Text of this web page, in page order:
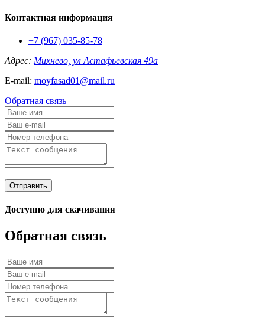
Контактная информация
+7 (967) 035-85-78
Адрес: Михнево, ул Астафьевская 49а
E-mail: moyfasad01@mail.ru
Обратная связь
Отправить
Доступно для скачивания
Обратная связь